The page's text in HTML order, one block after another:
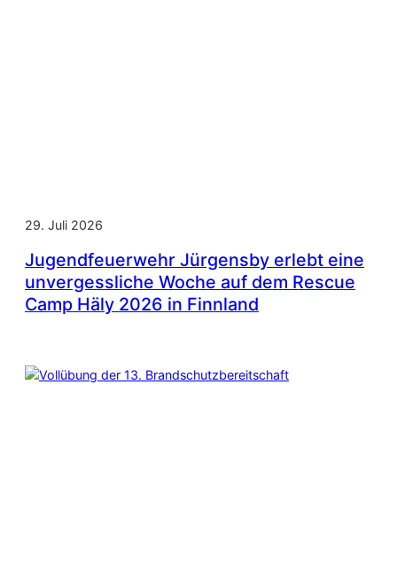
29. Juli 2026
Jugendfeuerwehr Jürgensby erlebt eine
unvergessliche Woche auf dem Rescue
Camp Häly 2026 in Finnland